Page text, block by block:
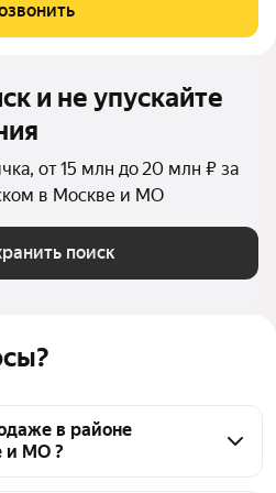
в районе
и МО ?
и не упускайте
от 15 млн до 20 млн ₽ за
в Москве и МО
поиск